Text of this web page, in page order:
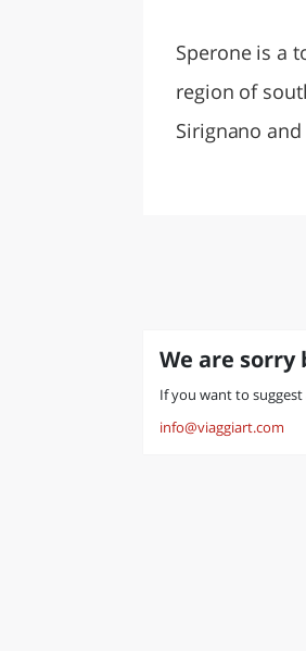
Sperone is a
region of
Sirignano
We are
If you want to
info@viaggiart.com